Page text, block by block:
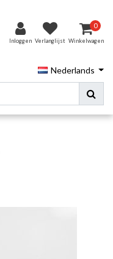
Inloggen Verlanglijst
0
Winkelwagen
Nederlands